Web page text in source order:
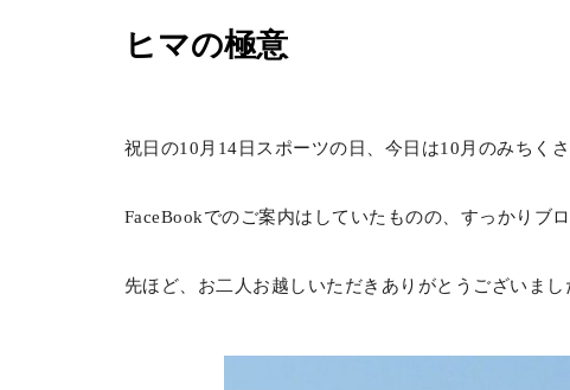
ヒマの極意
祝日の10月14日スポーツの日、今日は10月のみちくさ
FaceBookでのご案内はしていたものの、すっかりブ
先ほど、お二人お越しいただきありがとうございまし